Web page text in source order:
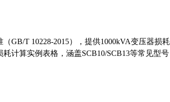
GB/T 10228-2015），提供1000kVA变压器损耗
计算实例表格，涵盖SCB10/SCB13等常见型号